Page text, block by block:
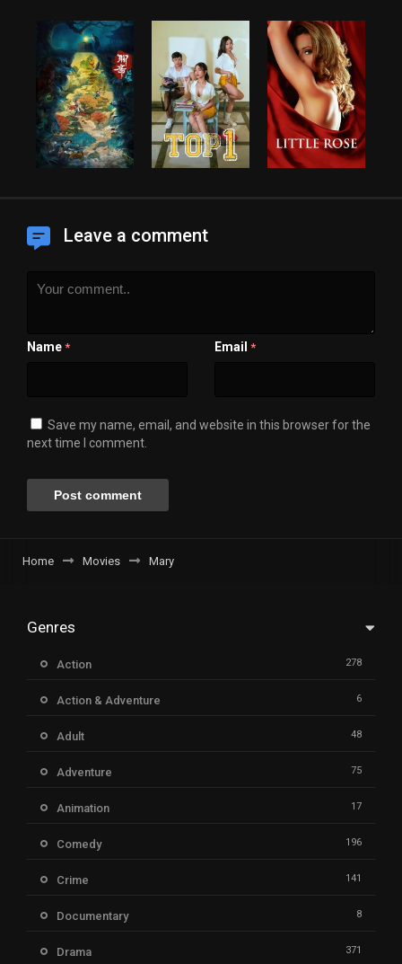
Leave a comment
Name * Email *
Save my name, email, and website in this browser for the
next time I comment.
Home Movies Mary
Genres
Action 278
Action & Adventure 6
Adult 48
Adventure 75
Animation 17
Comedy 196
Crime 141
Documentary 8
Drama 371